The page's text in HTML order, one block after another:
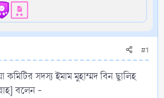
#1
সদস্য ইমাম মুহাম্মদ বিন ছ্বালিহ
বলেন -